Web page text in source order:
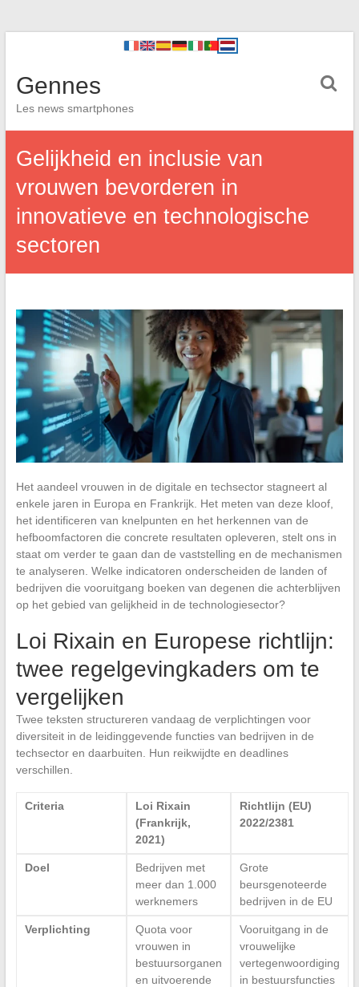
Gennes
Les news smartphones
Gelijkheid en inclusie van
vrouwen bevorderen in
innovatieve en technologische
sectoren
Het aandeel vrouwen in de digitale en techsector stagneert al
enkele jaren in Europa en Frankrijk. Het meten van deze kloof,
het identificeren van knelpunten en het herkennen van de
hefboomfactoren die concrete resultaten opleveren, stelt ons in
staat om verder te gaan dan de vaststelling en de mechanismen
te analyseren. Welke indicatoren onderscheiden de landen of
bedrijven die vooruitgang boeken van degenen die achterblijven
op het gebied van gelijkheid in de technologiesector?
Loi Rixain en Europese richtlijn:
twee regelgevingkaders om te
vergelijken
Twee teksten structureren vandaag de verplichtingen voor
diversiteit in de leidinggevende functies van bedrijven in de
techsector en daarbuiten. Hun reikwijdte en deadlines
verschillen.
Criteria
Loi Rixain
(Frankrijk,
2021)
Richtlijn (EU)
2022/2381
Doel
Bedrijven met
meer dan 1.000
werknemers
Grote
beursgenoteerde
bedrijven in de EU
Verplichting
Quota voor
vrouwen in
bestuursorganen
en uitvoerende
Vooruitgang in de
vrouwelijke
vertegenwoordiging
in bestuursfuncties